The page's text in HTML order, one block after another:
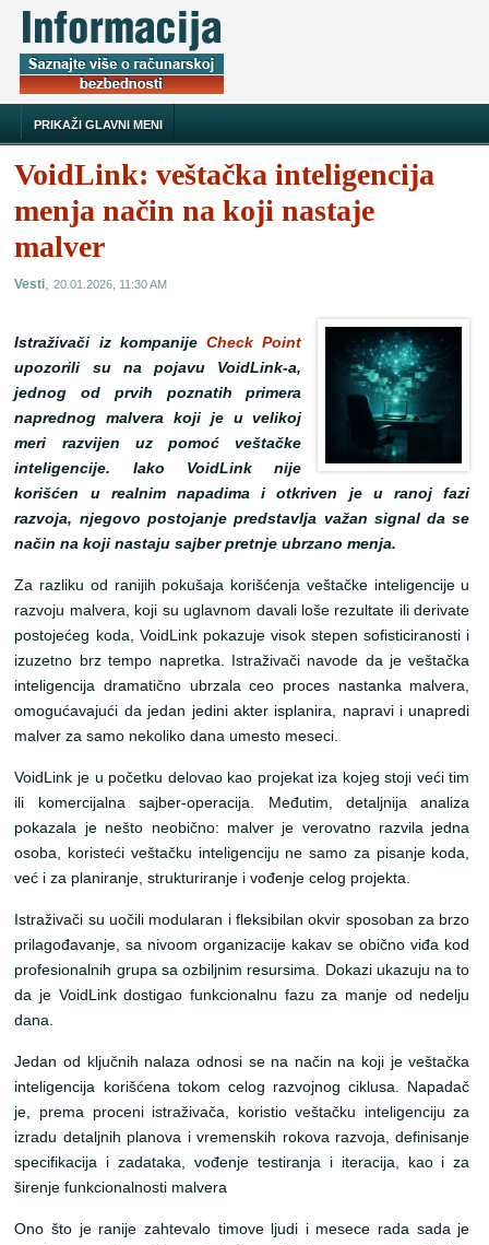
PRIKAŽI GLAVNI MENI
VoidLink: veštačka inteligencija
menja način na koji nastaje
malver
Vesti,20.01.2026, 11:30 AM
Istraživači iz kompanije Check Point
upozorili su na pojavu VoidLink-a,
jednog od prvih poznatih primera
naprednog malvera koji je u velikoj
meri razvijen uz pomoć veštačke
inteligencije. Iako VoidLink nije
korišćen u realnim napadima i otkriven je u ranoj fazi
razvoja, njegovo postojanje predstavlja važan signal da se
način na koji nastaju sajber pretnje ubrzano menja.
Za razliku od ranijih pokušaja korišćenja veštačke inteligencije u
razvoju malvera, koji su uglavnom davali loše rezultate ili derivate
postojećeg koda, VoidLink pokazuje visok stepen sofisticiranosti i
izuzetno brz tempo napretka. Istraživači navode da je veštačka
inteligencija dramatično ubrzala ceo proces nastanka malvera,
omogućavajući da jedan jedini akter isplanira, napravi i unapredi
malver za samo nekoliko dana umesto meseci.
VoidLink je u početku delovao kao projekat iza kojeg stoji veći tim
ili komercijalna sajber-operacija. Međutim, detaljnija analiza
pokazala je nešto neobično: malver je verovatno razvila jedna
osoba, koristeći veštačku inteligenciju ne samo za pisanje koda,
već i za planiranje, strukturiranje i vođenje celog projekta.
Istraživači su uočili modularan i fleksibilan okvir sposoban za brzo
prilagođavanje, sa nivoom organizacije kakav se obično viđa kod
profesionalnih grupa sa ozbiljnim resursima. Dokazi ukazuju na to
da je VoidLink dostigao funkcionalnu fazu za manje od nedelju
dana.
Jedan od ključnih nalaza odnosi se na način na koji je veštačka
inteligencija korišćena tokom celog razvojnog ciklusa. Napadač
je, prema proceni istraživača, koristio veštačku inteligenciju za
izradu detaljnih planova i vremenskih rokova razvoja, definisanje
specifikacija i zadataka, vođenje testiranja i iteracija, kao i za
širenje funkcionalnosti malvera
Ono što je ranije zahtevalo timove ljudi i mesece rada sada je